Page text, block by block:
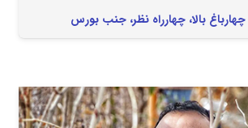
بالا، چهارراه نظر، جنب بورس